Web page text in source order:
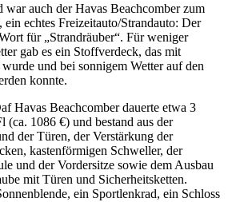
war auch der Havas Beachcomber zum
ein echtes Freizeitauto/Strandauto: Der
für „Strandräuber“. Für weniger
gab es ein Stoffverdeck, das mit
und bei sonnigem Wetter auf den
konnte.
Havas Beachcomber dauerte etwa 3
(ca. 1086 €) und bestand aus der
der Türen, der Verstärkung der
kastenförmigen Schweller, der
und der Vordersitze sowie dem Ausbau
mit Türen und Sicherheitsketten.
ein Sportlenkrad, ein Schloss